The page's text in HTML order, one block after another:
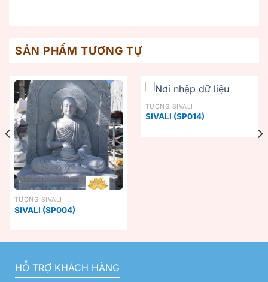
SẢN PHẨM TƯƠNG TỰ
TƯỢNG SIVALI
SIVALI (SP004)
TƯỢNG SIVALI
SIVALI (SP014)
HỖ TRỢ KHÁCH HÀNG